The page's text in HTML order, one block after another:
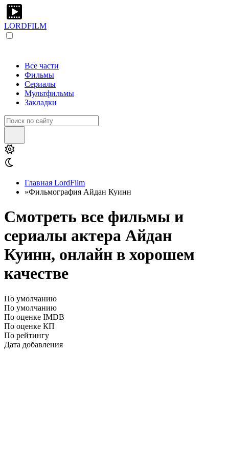
LORDFILM
Все части
Фильмы
Сериалы
Мультфильмы
Закладки
Главная LordFilm
»Фильмография Айдан Куинн
Смотреть все фильмы и
сериалы актера Айдан
Куинн, онлайн в хорошем
качестве
По умолчанию
По умолчанию
По оценке IMDB
По оценке КП
По рейтингу
Дата добавления